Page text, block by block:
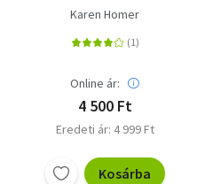
Karen Homer
Online ár:
4 500 Ft
Eredeti ár: 4 999 Ft
Kosárba